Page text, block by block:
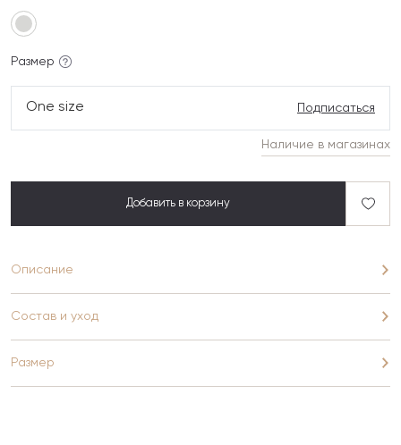
Размер
One size Подписаться
Наличие в магазинах
Добавить в корзину
Описание
Состав и уход
Размер